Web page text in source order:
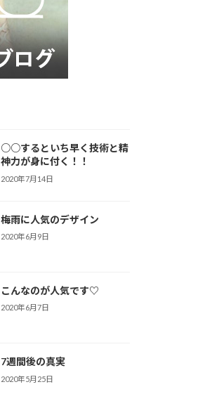
○○するといち早く技術と精
神力が身に付く！！
2020年7月14日
梅雨に人気のデザイン
2020年6月9日
こんなのが人気です♡
2020年6月7日
7週間後の真実
2020年5月25日